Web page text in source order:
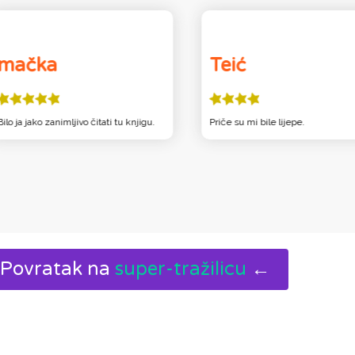
ja jako zanimljivo čitati tu knjigu.
Teić
Priče su mi bile lijepe.
na super-tražilicu ←